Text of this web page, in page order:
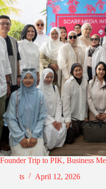
Founder Trip to PIK, Business
ts
April 12, 2026